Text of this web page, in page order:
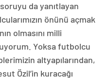
da yanıtlayan
önünü açmak
olmasını milli
Yoksa futbolcu
altyapılarından,
Özil’in kuracağı